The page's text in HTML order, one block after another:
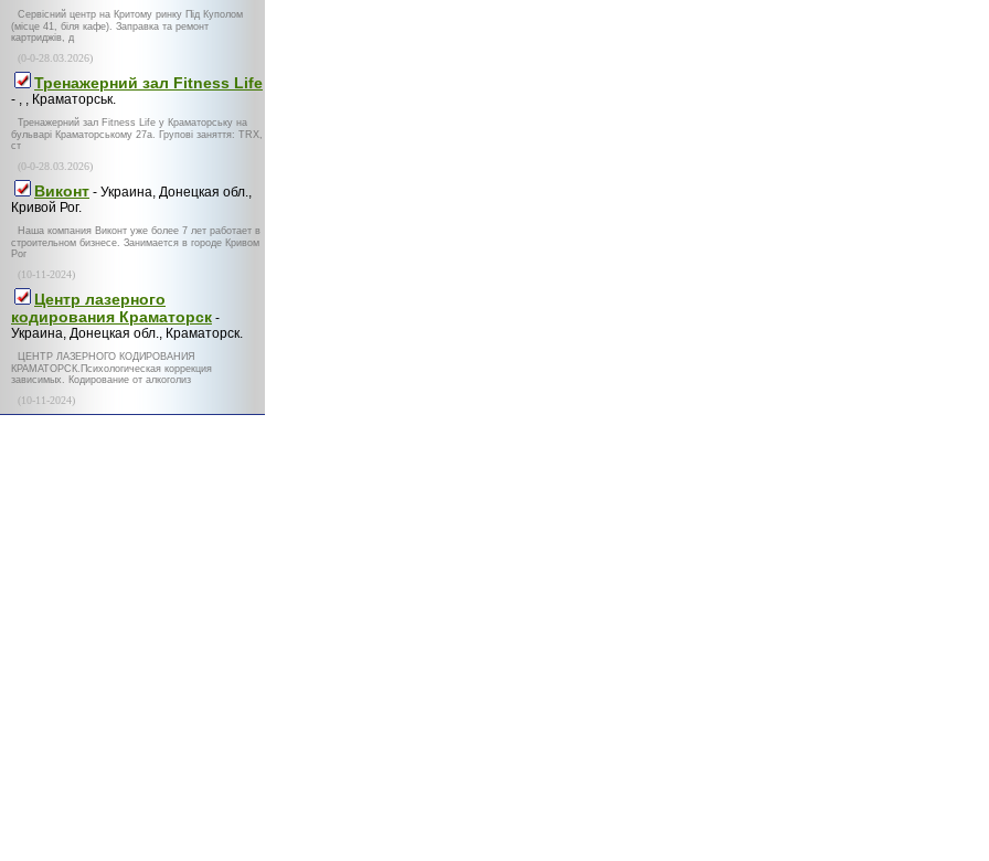
Сервісний центр на Критому ринку Під Куполом
(місце 41, біля кафе). Заправка та ремонт
картриджів, д
(0-0-28.03.2026)
Тренажерний зал Fitness Life
- , , Краматорськ.
Тренажерний зал Fitness Life у Краматорську на
бульварі Краматорському 27а. Групові заняття: TRX,
ст
(0-0-28.03.2026)
Виконт - Украина, Донецкая обл.,
Кривой Рог.
Наша компания Виконт уже более 7 лет работает в
строительном бизнесе. Занимается в городе Кривом
Рог
(10-11-2024)
Центр лазерного
кодирования Краматорск -
Украина, Донецкая обл., Краматорск.
ЦЕНТР ЛАЗЕРНОГО КОДИРОВАНИЯ
КРАМАТОРСК.Психологическая коррекция
зависимых. Кодирование от алкоголиз
(10-11-2024)